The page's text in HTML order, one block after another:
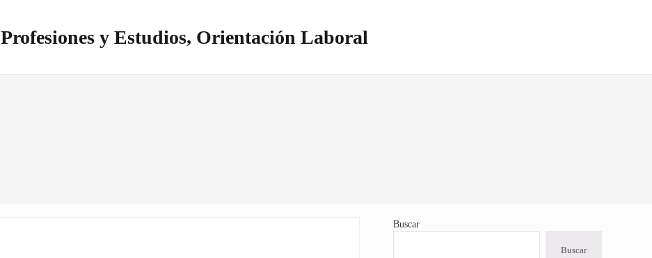
Profesiones y Estudios, Orientación Laboral
Sidebar
Buscar
Buscar